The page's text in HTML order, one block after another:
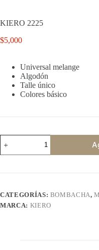
KIERO 2225
$5,000
Universal melange
Algodón
Talle único
Colores básico
KIERO
2225
cantidad
CATEGORÍAS: BOMBACHA,
MARCA: KIERO